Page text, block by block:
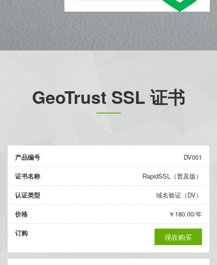
GeoTrust SSL 证书
产品编号 DV001
证书名称 RapidSSL（普及版）
认证类型 域名验证（DV）
价格 ￥180.00/年
订购 现在购买